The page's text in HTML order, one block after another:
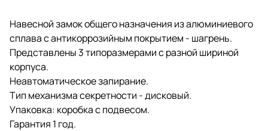
Навесной замок общего назначения из алюминиевого
сплава с антикоррозийным покрытием - шагрень.
Представлены 3 типоразмерами с разной шириной
корпуса.
Неавтоматическое запирание.
Тип механизма секретности - дисковый.
Упаковка: коробка с подвесом.
Гарантия 1 год.